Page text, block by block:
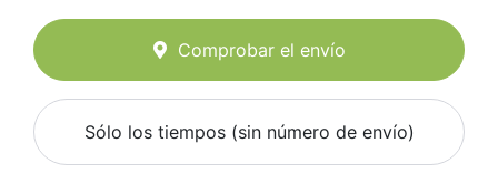
Comprobar el envío
Sólo los tiempos (sin número de envío)